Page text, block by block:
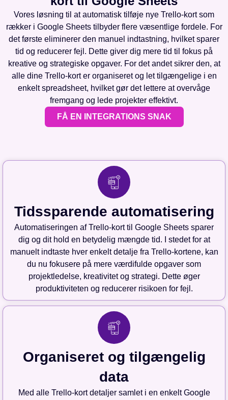
Vores løsning til at automatisk tilføje nye Trello-kort som
rækker i Google Sheets tilbyder flere væsentlige fordele. For
det første eliminerer den manuel indtastning, hvilket sparer
tid og reducerer fejl. Dette giver dig mere tid til fokus på
kreative og strategiske opgaver. For det andet sikrer den, at
alle dine Trello-kort er organiseret og let tilgængelige i en
enkelt spreadsheet, hvilket gør det lettere at overvåge
fremgang og lede projekter effektivt.
FÅ EN INTEGRATIONS SNAK
Tidssparende automatisering
Automatiseringen af Trello-kort til Google Sheets sparer
dig og dit hold en betydelig mængde tid. I stedet for at
manuelt indtaste hver enkelt detalje fra Trello-kortene, kan
du nu fokusere på mere værdifulde opgaver som
projektledelse, kreativitet og strategi. Dette øger
produktiviteten og reducerer risikoen for fejl.
Organiseret og tilgængelig
data
Med alle Trello-kort detaljer samlet i en enkelt Google